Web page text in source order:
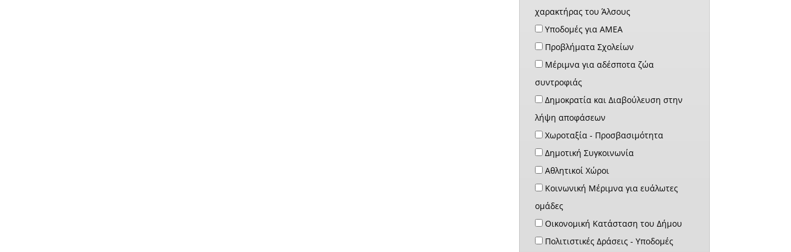
χαρακτήρας του Άλσους
Υποδομές για ΑΜΕΑ
Προβλήματα Σχολείων
Μέριμνα για αδέσποτα ζώα
συντροφιάς
Δημοκρατία και Διαβούλευση στην
λήψη αποφάσεων
Χωροταξία - Προσβασιμότητα
Δημοτική Συγκοινωνία
Αθλητικοί Χώροι
Κοινωνική Μέριμνα για ευάλωτες
ομάδες
Οικονομική Κατάσταση του Δήμου
Πολιτιστικές Δράσεις - Υποδομές